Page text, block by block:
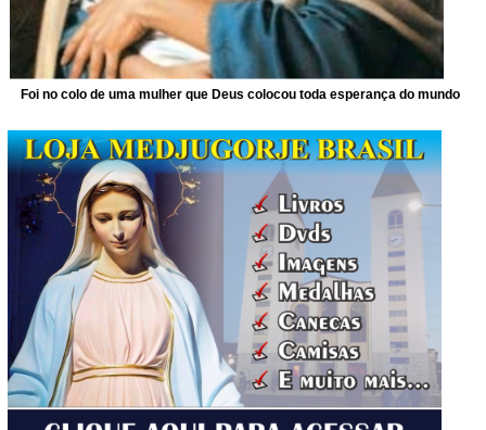
Foi no colo de uma mulher que Deus colocou toda esperança do mundo